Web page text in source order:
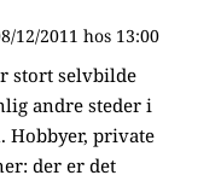
12/2011 hos 13:00
stort selvbilde
andre steder i
Hobbyer, private
der er det